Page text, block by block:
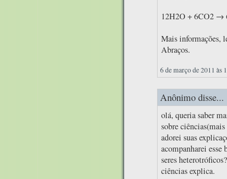
12H2O + 6CO2 →
Mais informações,
Abraços.
6 de março de 2011 às
Anônimo disse...
olá, queria saber
sobre
adorei suas
acompanharei
seres
ciências explica.